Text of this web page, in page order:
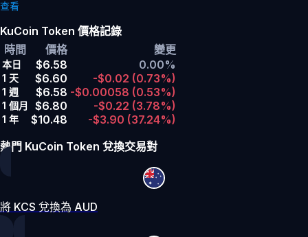
查看
KuCoin Token 價格記錄
時間
價格 變更
本日 $6.58 0.00%
1 天 $6.60 -$0.02 (0.73%)
1 週 $6.58 -$0.00058 (0.53%)
1 個月 $6.80 -$0.22 (3.78%)
1 年 $10.48 -$3.90 (37.24%)
熱門 KuCoin Token 兌換交易對
將 KCS 兌換為 AUD